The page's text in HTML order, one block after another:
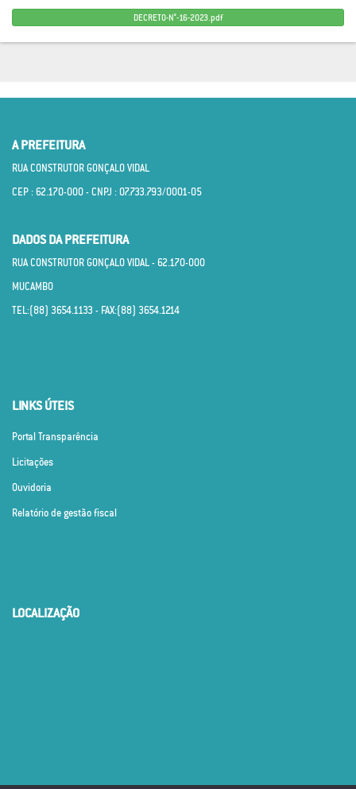
DECRETO-N°-16-2023.pdf
A PREFEITURA
RUA CONSTRUTOR GONÇALO VIDAL
CEP : 62.170­-000 - CNPJ : 07.733.793/0001­-05
DADOS DA PREFEITURA
RUA CONSTRUTOR GONÇALO VIDAL - 62.170­-000
MUCAMBO
TEL:(88) 3654.1133 - FAX:(88) 3654.1214
LINKS ÚTEIS
Portal Transparência
Licitações
Ouvidoria
Relatório de gestão fiscal
LOCALIZAÇÃO